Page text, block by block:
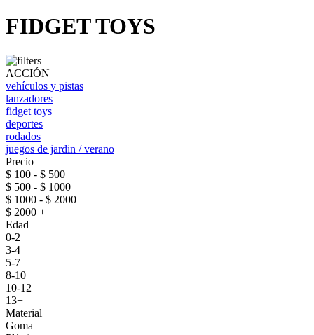
FIDGET TOYS
ACCIÓN
vehículos y pistas
lanzadores
fidget toys
deportes
rodados
juegos de jardin / verano
Precio
$ 100 - $ 500
$ 500 - $ 1000
$ 1000 - $ 2000
$ 2000 +
Edad
0-2
3-4
5-7
8-10
10-12
13+
Material
Goma